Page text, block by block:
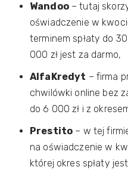
Wandoo– tutaj
oświadczenie w
terminem spłaty do
000 zł jest za darmo,
AlfaKredyt – firma
chwilówki online bez
do 6 000 zł i z
Prestito – w tej
na oświadczenie w
której okres spłaty